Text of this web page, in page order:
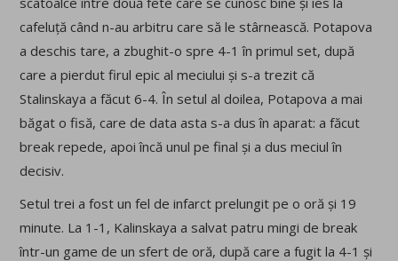
cafeluță când n-au arbitru care să le stârnească. Potapova
a deschis tare, a zbughit-o spre 4-1 în primul set, după
care a pierdut firul epic al meciului și s-a trezit că
Stalinskaya a făcut 6-4. În setul al doilea, Potapova a mai
băgat o fisă, care de data asta s-a dus în aparat: a făcut
break repede, apoi încă unul pe final și a dus meciul în
decisiv.
Setul trei a fost un fel de infarct prelungit pe o oră și 19
minute. La 1-1, Kalinskaya a salvat patru mingi de break
într-un game de un sfert de oră, după care a fugit la 4-1 și